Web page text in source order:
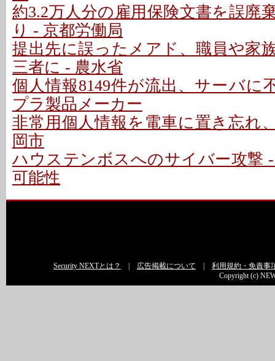
約3.2万人分の雇用保険文書を誤廃
り - 京都労働局
提出先に誤ったメアド、職員や家
三者に - 農水省
個人情報8149件が流出、サーバに
プラ製品メーカー
非常用個人情報を電車に置き忘れ
岡市
ハウステンボスへのサイバー攻撃
可能性
Security NEXTとは？ 広告掲載について
利用規約・免責事
Copyright (c)